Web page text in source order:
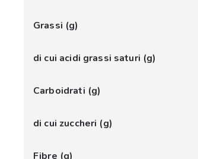
Grassi (g)
di cui acidi grassi saturi (g)
Carboidrati (g)
di cui zuccheri (g)
Fibre (g)